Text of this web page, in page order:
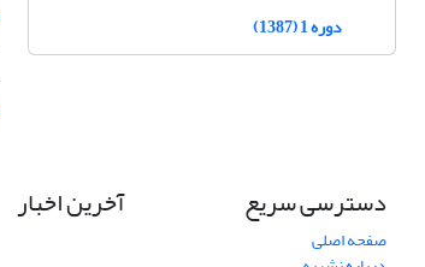
دوره 1 (1387)
دسترسی سریع
صفحه اصلی
آخرین اخبار